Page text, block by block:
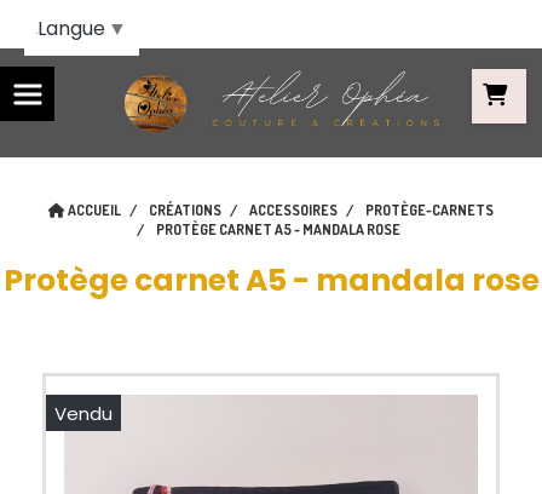
ACCUEIL CRÉATIONS ACCESSOIRES
PROTÈGE-CARNETS
PROTÈGE CARNET A5 - MANDALA ROSE
Protège carnet A5 - mandala rose
Vendu
Langue ▼